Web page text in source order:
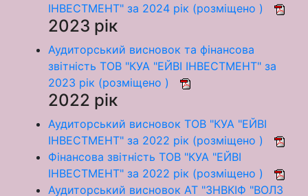
ІНВЕСТМЕНТ" за 2024 рік (розміщено )
2023 рік
Аудиторський висновок та фінансова
звітність ТОВ "КУА "ЕЙВІ ІНВЕСТМЕНТ" за
2023 рік (розміщено )
2022 рік
Аудиторський висновок ТОВ "КУА "ЕЙВІ
ІНВЕСТМЕНТ" за 2022 рік (розміщено )
Фінансова звітність ТОВ "КУА "ЕЙВІ
ІНВЕСТМЕНТ" за 2022 рік (розміщено )
Аудиторський висновок АТ "ЗНВКІФ "ВОЛЗ